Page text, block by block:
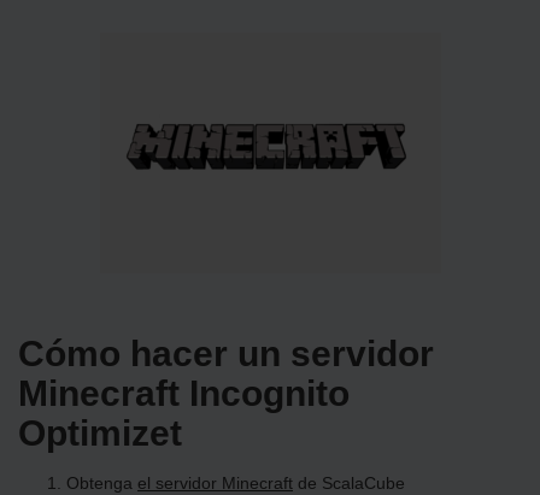
Cómo hacer un servidor
Minecraft Incognito
Optimizet
Obtenga el servidor Minecraft de ScalaCube